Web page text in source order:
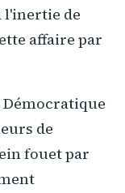
l'inertie de
affaire par
de
fouet par